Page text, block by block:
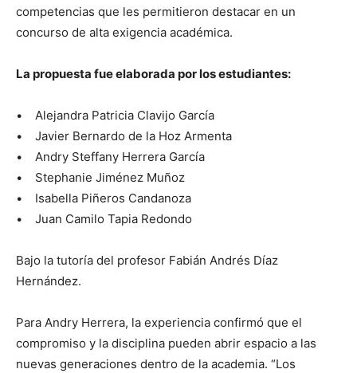
competencias que les permitieron destacar en un
concurso de alta exigencia académica.
La propuesta fue elaborada por los estudiantes:
• Alejandra Patricia Clavijo García
• Javier Bernardo de la Hoz Armenta
• Andry Steffany Herrera García
• Stephanie Jiménez Muñoz
• Isabella Piñeros Candanoza
• Juan Camilo Tapia Redondo
Bajo la tutoría del profesor Fabián Andrés Díaz
Hernández.
Para Andry Herrera, la experiencia confirmó que el
compromiso y la disciplina pueden abrir espacio a las
nuevas generaciones dentro de la academia. “Los